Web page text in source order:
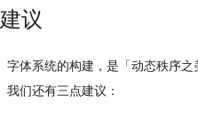
建议
字体系统的构建，是「动态秩序之
我们还有三点建议：